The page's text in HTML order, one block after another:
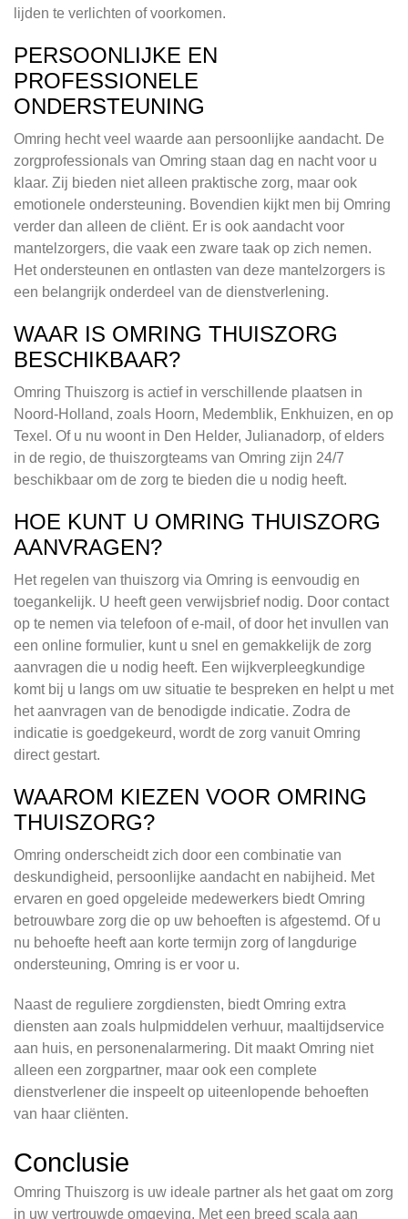
lijden te verlichten of voorkomen.
PERSOONLIJKE EN
PROFESSIONELE
ONDERSTEUNING
Omring hecht veel waarde aan persoonlijke aandacht. De
zorgprofessionals van Omring staan dag en nacht voor u
klaar. Zij bieden niet alleen praktische zorg, maar ook
emotionele ondersteuning. Bovendien kijkt men bij Omring
verder dan alleen de cliënt. Er is ook aandacht voor
mantelzorgers, die vaak een zware taak op zich nemen.
Het ondersteunen en ontlasten van deze mantelzorgers is
een belangrijk onderdeel van de dienstverlening.
WAAR IS OMRING THUISZORG
BESCHIKBAAR?
Omring Thuiszorg is actief in verschillende plaatsen in
Noord-Holland, zoals Hoorn, Medemblik, Enkhuizen, en op
Texel. Of u nu woont in Den Helder, Julianadorp, of elders
in de regio, de thuiszorgteams van Omring zijn 24/7
beschikbaar om de zorg te bieden die u nodig heeft.
HOE KUNT U OMRING THUISZORG
AANVRAGEN?
Het regelen van thuiszorg via Omring is eenvoudig en
toegankelijk. U heeft geen verwijsbrief nodig. Door contact
op te nemen via telefoon of e-mail, of door het invullen van
een online formulier, kunt u snel en gemakkelijk de zorg
aanvragen die u nodig heeft. Een wijkverpleegkundige
komt bij u langs om uw situatie te bespreken en helpt u met
het aanvragen van de benodigde indicatie. Zodra de
indicatie is goedgekeurd, wordt de zorg vanuit Omring
direct gestart.
WAAROM KIEZEN VOOR OMRING
THUISZORG?
Omring onderscheidt zich door een combinatie van
deskundigheid, persoonlijke aandacht en nabijheid. Met
ervaren en goed opgeleide medewerkers biedt Omring
betrouwbare zorg die op uw behoeften is afgestemd. Of u
nu behoefte heeft aan korte termijn zorg of langdurige
ondersteuning, Omring is er voor u.
Naast de reguliere zorgdiensten, biedt Omring extra
diensten aan zoals hulpmiddelen verhuur, maaltijdservice
aan huis, en personenalarmering. Dit maakt Omring niet
alleen een zorgpartner, maar ook een complete
dienstverlener die inspeelt op uiteenlopende behoeften
van haar cliënten.
Conclusie
Omring Thuiszorg is uw ideale partner als het gaat om zorg
in uw vertrouwde omgeving. Met een breed scala aan